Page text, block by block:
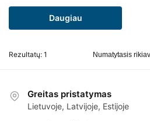
Daugiau
Rezultatų: 1
Greitas pristatymas
Lietuvoje, Latvijoje, Estijoje